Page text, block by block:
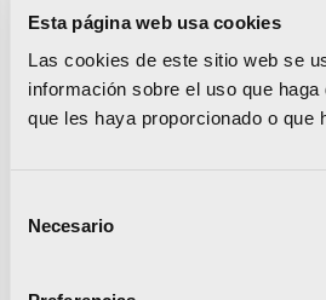
Esta página web usa cookies
Las cookies de este sitio web se
información sobre el uso que
que les haya proporcionado o
Necesario